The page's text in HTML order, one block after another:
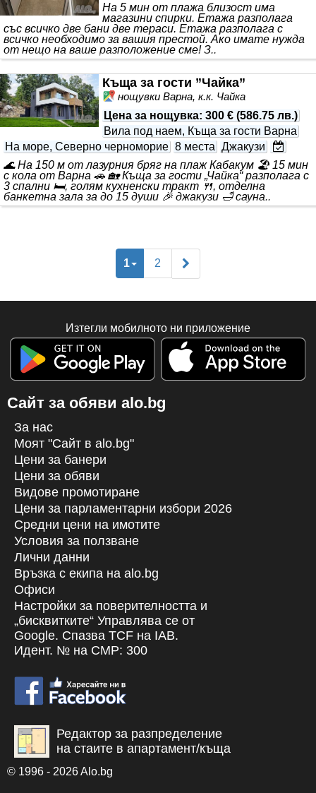
На 5 мин от плажа близост има
магазини спирки. Етажа разполага
със всичко две бани две тераси. Етажа разполага с
всичко необходимо за вашия престой. Ако имате нужда
от нещо на ваше разположение сме! З..
Къща за гости ”Чайка”
нощувки Варна, к.к. Чайка
Цена за нощувка: 300 € (586.75 лв.)
Вила под наем, Къща за гости Варна
На море, Северно черноморие 8 места Джакузи
🌊 На 150 м от лазурния бряг на плаж Кабакум 🏖️ 15 мин
с кола от Варна 🚗 🏡 Къща за гости „Чайка“ разполага с
3 спални 🛏️, голям кухненски тракт 🍴, отделна
банкетна зала за до 15 души 🎉 джакузи 🛁 сауна..
1 2
Изтегли мобилното ни приложение
Сайт за обяви alo.bg
За нас
Моят "Сайт в alo.bg"
Цени за банери
Цени за обяви
Видове промотиране
Цени за парламентарни избори 2026
Средни цени на имотите
Условия за ползване
Лични данни
Връзка с екипa на alo.bg
Офиси
Настройки за поверителността и
„бисквитките“ Управлява се от
Google. Спазва TCF на IAB.
Идент. № на CMP: 300
Редактор за разпределение
на стаите в апартамент/къща
© 1996 - 2026 Alo.bg